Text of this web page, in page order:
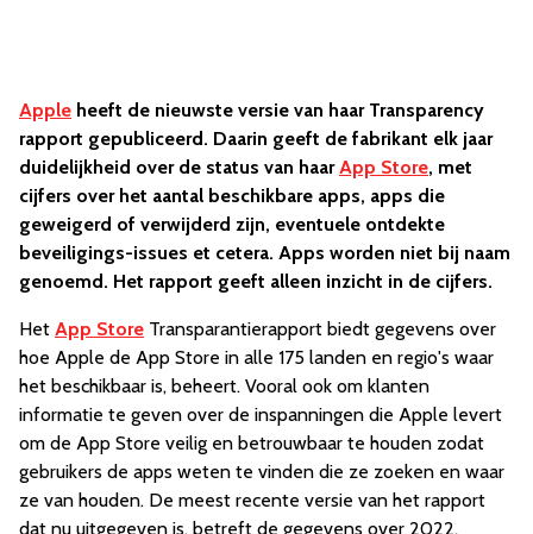
Apple heeft de nieuwste versie van haar Transparency
rapport gepubliceerd. Daarin geeft de fabrikant elk jaar
duidelijkheid over de status van haarApp Store, met
cijfers over het aantal beschikbare apps, apps die
geweigerd of verwijderd zijn, eventuele ontdekte
beveiligings-issues et cetera. Apps worden niet bij naam
genoemd. Het rapport geeft alleen inzicht in de cijfers.
Het App Store Transparantierapport biedt gegevens over
hoe Apple de App Store in alle 175 landen en regio's waar
het beschikbaar is, beheert. Vooral ook om klanten
informatie te geven over de inspanningen die Apple levert
om de App Store veilig en betrouwbaar te houden zodat
gebruikers de apps weten te vinden die ze zoeken en waar
ze van houden. De meest recente versie van het rapport
dat nu uitgegeven is, betreft de gegevens over 2022.